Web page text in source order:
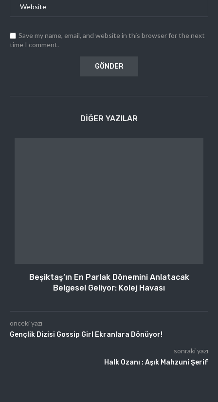
Save my name, email, and website in this browser for the next
time I comment.
DIĞER YAZILAR
Beşiktaş’ın En Parlak Dönemini Anlatacak
Belgesel Geliyor: Kolej Havası
önceki yazı
Gençlik Dizisi Gossip Girl Ekranlara Dönüyor!
sonraki yazı
Halk Ozanı : Aşık Mahzuni Şerif